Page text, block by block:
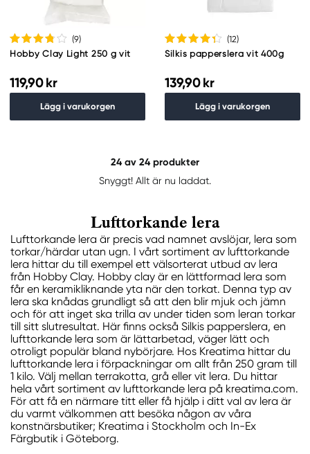
(9)
Hobby Clay Light 250 g vit
119,90 kr
Lägg i varukorgen
(12)
Silkis papperslera vit 400g
139,90 kr
Lägg i varukorgen
24av 24 produkter
Snyggt! Allt är nu laddat.
Lufttorkande lera
Lufttorkande lera är precis vad namnet avslöjar, lera som
torkar/härdar utan ugn. I vårt sortiment av lufttorkande
lera hittar du till exempel ett välsorterat utbud av lera
från Hobby Clay. Hobby clay är en lättformad lera som
får en keramikliknande yta när den torkat. Denna typ av
lera ska knådas grundligt så att den blir mjuk och jämn
och för att inget ska trilla av under tiden som leran torkar
till sitt slutresultat. Här finns också Silkis papperslera, en
lufttorkande lera som är lättarbetad, väger lätt och
otroligt populär bland nybörjare. Hos Kreatima hittar du
lufttorkande lera i förpackningar om allt från 250 gram till
1 kilo. Välj mellan terrakotta, grå eller vit lera. Du hittar
hela vårt sortiment av lufttorkande lera på kreatima.com.
För att få en närmare titt eller få hjälp i ditt val av lera är
du varmt välkommen att besöka någon av våra
konstnärsbutiker; Kreatima i Stockholm och In-Ex
Färgbutik i Göteborg.